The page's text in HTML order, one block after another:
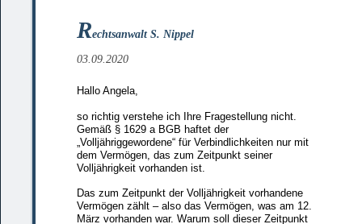
Rechtsanwalt S. Nippel
03.09.2020
Hallo Angela,
so richtig verstehe ich Ihre Fragestellung nicht.
Gemäß § 1629 a BGB haftet der
„Volljähriggewordene“ für Verbindlichkeiten nur mit
dem Vermögen, das zum Zeitpunkt seiner
Volljährigkeit vorhanden ist.
Das zum Zeitpunkt der Volljährigkeit vorhandene
Vermögen zählt – also das Vermögen, was am 12.
März vorhanden war. Warum soll dieser Zeitpunkt